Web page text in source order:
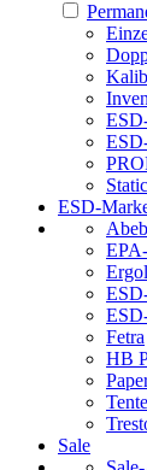
ESD-
Fetra
HB
Tente
Sale